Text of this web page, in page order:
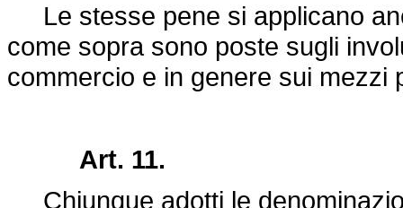
Le stesse pene si applicano
come sopra sono poste sugli
commercio e in genere sui mezzi
Art. 11.
Chiunque adotti le